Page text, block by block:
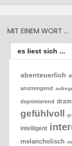
MIT EINEM WORT …
es liest sich ...
abenteuerlich
anstrengend
deprimierend
gefühlvoll
intelligent
melancholisch